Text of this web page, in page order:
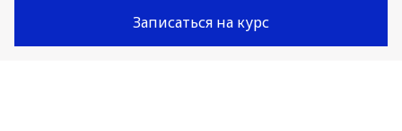
Записаться на курс